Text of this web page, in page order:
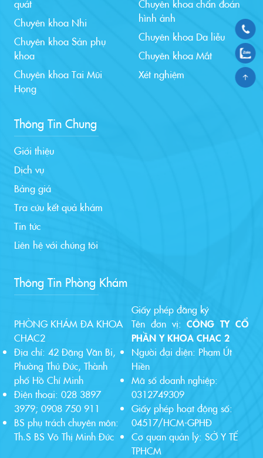
quát
Chuyên khoa Nhi
Chuyên khoa Sản phụ
khoa
Chuyên khoa Tai Mũi
Họng
Chuyên khoa chẩn đoán
hình ảnh
Chuyên khoa Da liễu
Chuyên khoa Mắt
Xét nghiệm
Thông Tin Chung
Giới thiệu
Dịch vụ
Bảng giá
Tra cứu kết quả khám
Tin tức
Liên hệ với chúng tôi
Thông Tin Phòng Khám
PHÒNG KHÁM ĐA KHOA
CHAC2
Địa chỉ: 42 Đặng Văn Bi,
Phường Thủ Đức, Thành
phố Hồ Chí Minh
Điện thoại: 028 3897
3979; 0908 750 911
BS phụ trách chuyên môn:
Th.S BS Võ Thị Minh Đức
Giấy phép đăng ký
Tên đơn vị:CÔNG TY CỔ
PHẦN Y KHOA CHAC 2
Người đại diện: Phạm Út
Hiền
Mã số doanh nghiệp:
0312749309
Giấy phép hoạt động số:
04517/HCM-GPHĐ
Cơ quan quản lý: SỞ Y TẾ
TPHCM